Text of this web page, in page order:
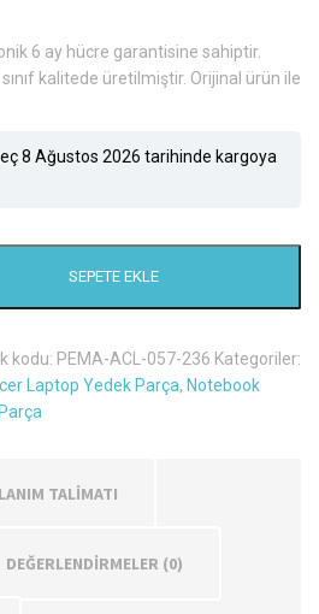
6 ay hücre garantisine sahiptir.
kalitede üretilmiştir. Orijinal ürün ile
8 Ağustos 2026 tarihinde kargoya
SEPETE EKLE
kodu: PEMA-ACL-057-236 Kategoriler:
Laptop Yedek Parça, Notebook
TALİMATI
DEĞERLENDIRMELER (0)